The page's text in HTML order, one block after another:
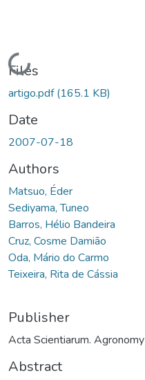
Loading...
Files
artigo.pdf(165.1 KB)
Date
2007-07-18
Authors
Matsuo, Éder
Sediyama, Tuneo
Barros, Hélio Bandeira
Cruz, Cosme Damião
Oda, Mário do Carmo
Teixeira, Rita de Cássia
Publisher
Acta Scientiarum. Agronomy
Abstract